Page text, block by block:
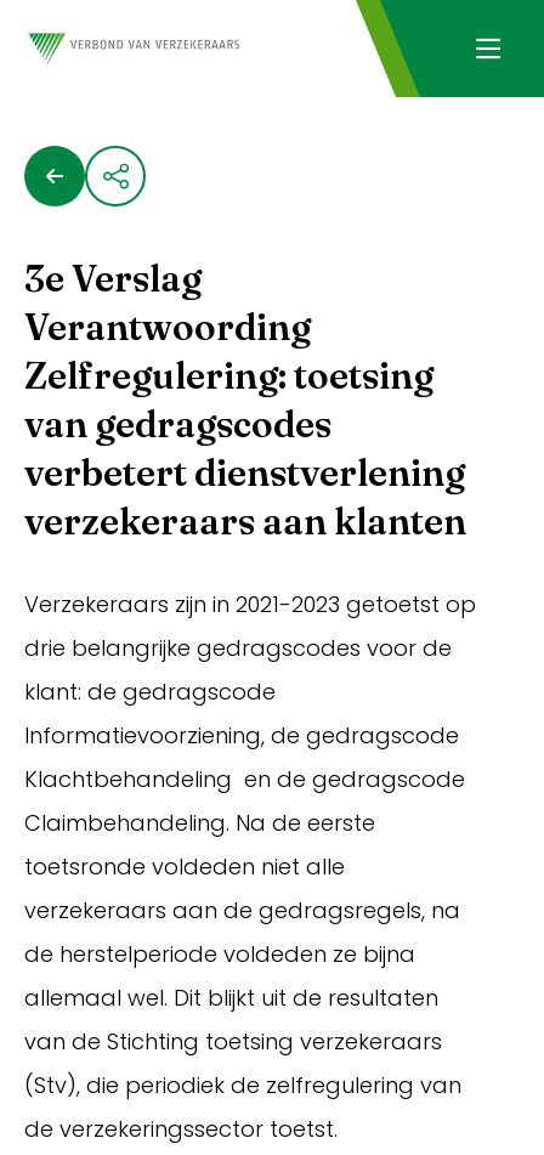
Inloggen
3e Verslag
Verantwoording
Zelfregulering: toetsing
van gedragscodes
verbetert dienstverlening
verzekeraars aan klanten
Verzekeraars zijn in 2021-2023 getoetst op
drie belangrijke gedragscodes voor de
klant: de gedragscode
Informatievoorziening, de gedragscode
Klachtbehandeling en de gedragscode
Claimbehandeling. Na de eerste
toetsronde voldeden niet alle
verzekeraars aan de gedragsregels, na
de herstelperiode voldeden ze bijna
allemaal wel. Dit blijkt uit de resultaten
van de Stichting toetsing verzekeraars
(Stv), die periodiek de zelfregulering van
de verzekeringssector toetst.